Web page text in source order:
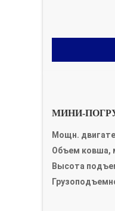
МИНИ-
Мощн.
Объем ковша,
Высота